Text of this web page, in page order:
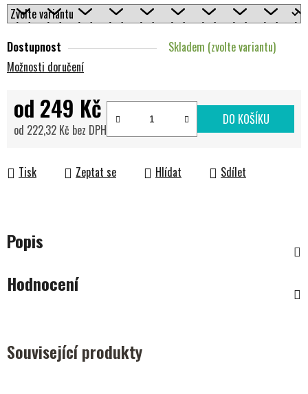
Dostupnost
Skladem (zvolte variantu)
Možnosti doručení
od 249 Kč
od 222,32 Kč bez DPH
DO KOŠÍKU
Tisk Zeptat se Hlídat Sdílet
Popis
Hodnocení
Související produkty